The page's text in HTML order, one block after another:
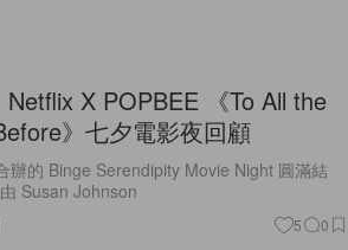
X POPBEE 《To All the
》七夕電影夜回顧
辦的 Binge Serendipity Movie Night 圓滿結
Susan Johnson
5 0